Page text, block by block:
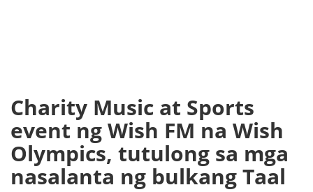
Charity Music at Sports
event ng Wish FM na Wish
Olympics, tutulong sa mga
nasalanta ng bulkang Taal